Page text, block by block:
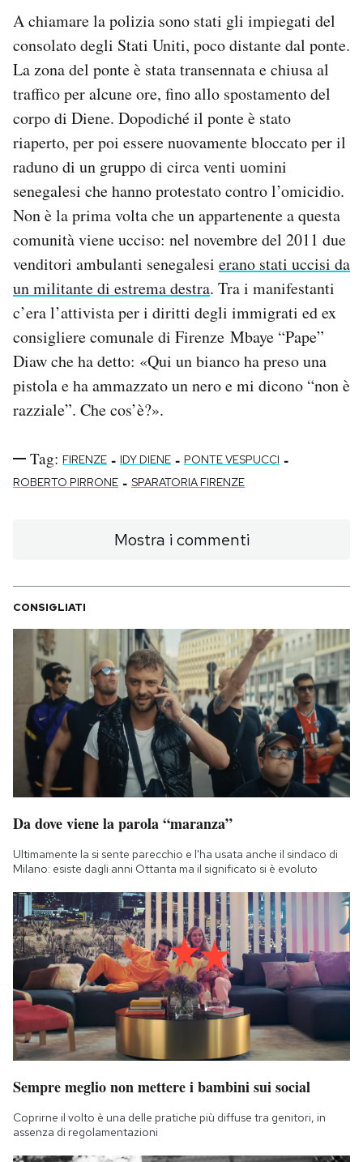
A chiamare la polizia sono stati gli impiegati del
consolato degli Stati Uniti, poco distante dal ponte.
La zona del ponte è stata transennata e chiusa al
traffico per alcune ore, fino allo spostamento del
corpo di Diene. Dopodiché il ponte è stato
riaperto, per poi essere nuovamente bloccato per il
raduno di un gruppo di circa venti uomini
senegalesi che hanno protestato contro l’omicidio.
Non è la prima volta che un appartenente a questa
comunità viene ucciso: nel novembre del 2011 due
venditori ambulanti senegalesi erano stati uccisi da
un militante di estrema destra. Tra i manifestanti
c’era l’attivista per i diritti degli immigrati ed ex
consigliere comunale di Firenze Mbaye “Pape”
Diaw che ha detto: «Qui un bianco ha preso una
pistola e ha ammazzato un nero e mi dicono “non è
razziale”. Che cos’è?».
Tag: FIRENZE - IDY DIENE - PONTE VESPUCCI -
ROBERTO PIRRONE - SPARATORIA FIRENZE
Mostra i commenti
CONSIGLIATI
Da dove viene la parola “maranza”
Ultimamente la si sente parecchio e l'ha usata anche il sindaco di
Milano: esiste dagli anni Ottanta ma il significato si è evoluto
Sempre meglio non mettere i bambini sui social
Coprirne il volto è una delle pratiche più diffuse tra genitori, in
assenza di regolamentazioni